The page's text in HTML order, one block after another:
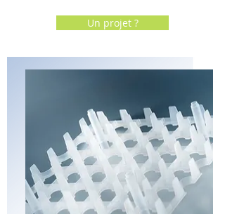
Un projet ?